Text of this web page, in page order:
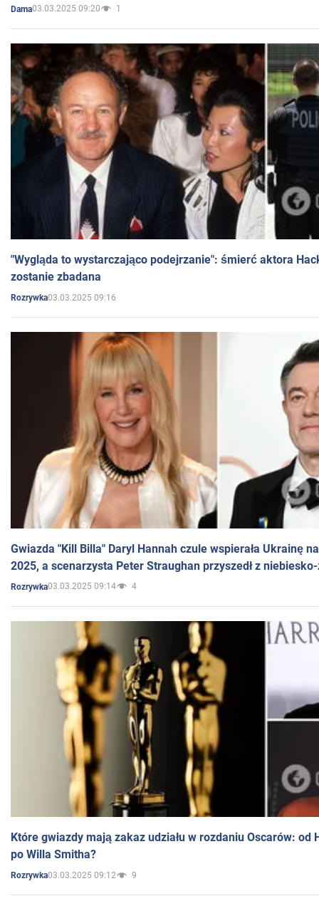
Dama03.03.2025 09:20 1
"Wygląda to wystarczająco podejrzanie": śmierć aktora
zostanie zbadana
Rozrywka03.03.2025 09:16
Gwiazda "Kill Billa" Daryl Hannah czule wspierała Ukrainę
2025, a scenarzysta Peter Straughan przyszedł z
Rozrywka03.03.2025 09:14 4
Które gwiazdy mają zakaz udziału w rozdaniu Oscarów: od
po Willa Smitha?
Rozrywka03.03.2025 09:12 9